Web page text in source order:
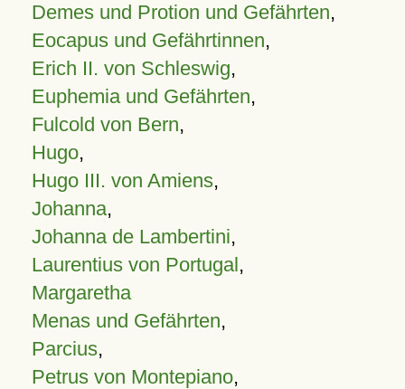
Demes und Protion und Gefährten,
Eocapus und Gefährtinnen,
Erich II. von Schleswig,
Euphemia und Gefährten,
Fulcold von Bern,
Hugo,
Hugo III. von Amiens,
Johanna,
Johanna de Lambertini,
Laurentius von Portugal,
Margaretha
Menas und Gefährten,
Parcius,
Petrus von Montepiano,